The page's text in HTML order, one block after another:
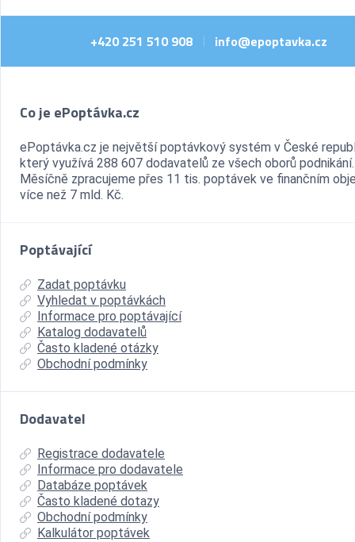
+420 251 510 908 info@epoptavka.cz
Co je ePoptávka.cz
ePoptávka.cz je největší poptávkový systém v České
který využívá 288 607 dodavatelů ze všech oborů podnikání.
Měsíčně zpracujeme přes 11 tis. poptávek ve finančním
více než 7 mld. Kč.
Poptávající
Zadat poptávku
Vyhledat v poptávkách
Informace pro poptávající
Katalog dodavatelů
Často kladené otázky
Obchodní podmínky
Dodavatel
Registrace dodavatele
Informace pro dodavatele
Databáze poptávek
Často kladené dotazy
Obchodní podmínky
Kalkulátor poptávek